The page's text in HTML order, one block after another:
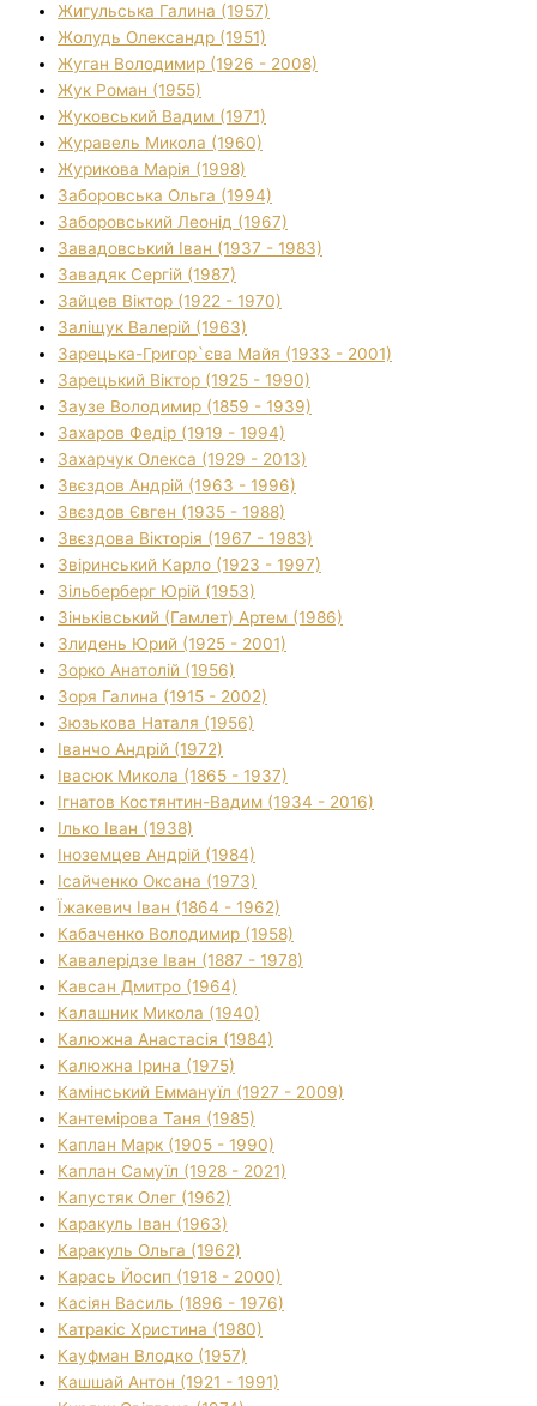
Жигульська Галина (1957)
Жолудь Олександр (1951)
Жуган Володимир (1926 - 2008)
Жук Роман (1955)
Жуковський Вадим (1971)
Журавель Микола (1960)
Журикова Марія (1998)
Заборовська Ольга (1994)
Заборовський Леонід (1967)
Завадовський Іван (1937 - 1983)
Завадяк Сергій (1987)
Зайцев Віктор (1922 - 1970)
Заліщук Валерій (1963)
Зарецька-Григор`єва Майя (1933 - 2001)
Зарецький Віктор (1925 - 1990)
Заузе Володимир (1859 - 1939)
Захаров Федір (1919 - 1994)
Захарчук Олекса (1929 - 2013)
Звєздов Андрій (1963 - 1996)
Звєздов Євген (1935 - 1988)
Звєздова Вікторія (1967 - 1983)
Звіринський Карло (1923 - 1997)
Зільберберг Юрій (1953)
Зіньківський (Гамлет) Артем (1986)
Злидень Юрий (1925 - 2001)
Зорко Анатолій (1956)
Зоря Галина (1915 - 2002)
Зюзькова Наталя (1956)
Іванчо Андрій (1972)
Івасюк Микола (1865 - 1937)
Ігнатов Костянтин-Вадим (1934 - 2016)
Ілько Іван (1938)
Іноземцев Андрій (1984)
Ісайченко Оксана (1973)
Їжакевич Іван (1864 - 1962)
Кабаченко Володимир (1958)
Кавалерідзе Іван (1887 - 1978)
Кавсан Дмитро (1964)
Калашник Микола (1940)
Калюжна Анастасія (1984)
Калюжна Ірина (1975)
Камінський Еммануїл (1927 - 2009)
Кантемірова Таня (1985)
Каплан Марк (1905 - 1990)
Каплан Самуїл (1928 - 2021)
Капустяк Олег (1962)
Каракуль Іван (1963)
Каракуль Ольга (1962)
Карась Йосип (1918 - 2000)
Касіян Василь (1896 - 1976)
Катракіс Христина (1980)
Кауфман Влодко (1957)
Кашшай Антон (1921 - 1991)